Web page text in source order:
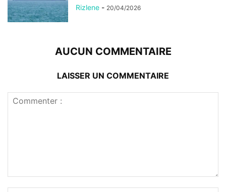
Rizlene - 20/04/2026
AUCUN COMMENTAIRE
LAISSER UN COMMENTAIRE